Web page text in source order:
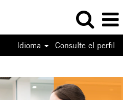
Idioma Consulte el perfil